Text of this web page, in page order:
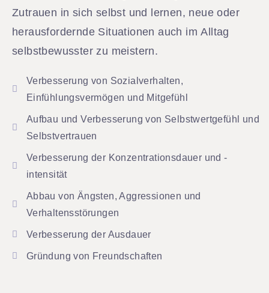
Zutrauen in sich selbst und lernen, neue oder
herausfordernde Situationen auch im Alltag
selbstbewusster zu meistern.
Verbesserung von Sozialverhalten,
Einfühlungsvermögen und Mitgefühl
Aufbau und Verbesserung von Selbstwertgefühl und
Selbstvertrauen
Verbesserung der Konzentrationsdauer und -
intensität
Abbau von Ängsten, Aggressionen und
Verhaltensstörungen
Verbesserung der Ausdauer
Gründung von Freundschaften